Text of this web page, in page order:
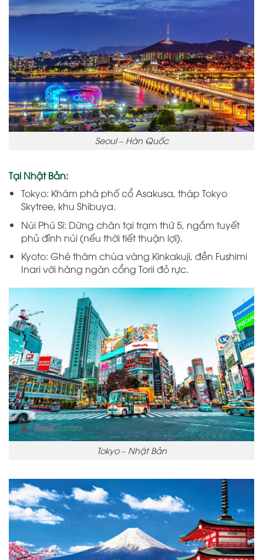
Seoul – Hàn Quốc
Tại Nhật Bản:
Tokyo: Khám phá phố cổ Asakusa, tháp Tokyo
Skytree, khu Shibuya.
Núi Phú Sĩ: Dừng chân tại trạm thứ 5, ngắm tuyết
phủ đỉnh núi (nếu thời tiết thuận lợi).
Kyoto: Ghé thăm chùa vàng Kinkakuji, đền Fushimi
Inari với hàng ngàn cổng Torii đỏ rực.
Tokyo – Nhật Bản